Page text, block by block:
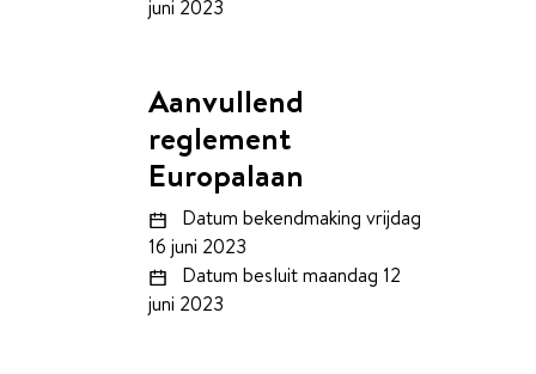
juni 2023
Aanvullend
reglement
Europalaan
Datum bekendmaking vrijdag
16 juni 2023
Datum besluitmaandag 12
juni 2023